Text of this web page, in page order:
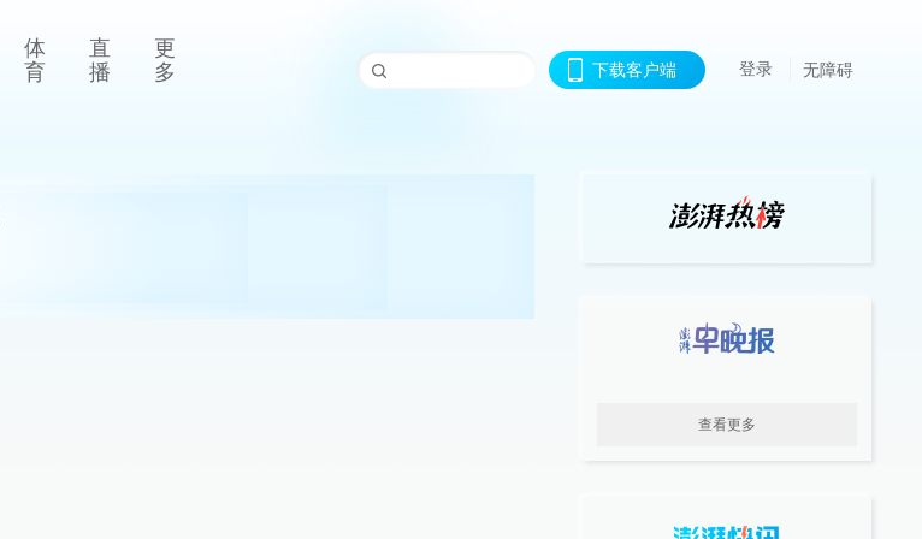
体
育
直
播
更
多
下载客户端 登录 无障碍
查看更多